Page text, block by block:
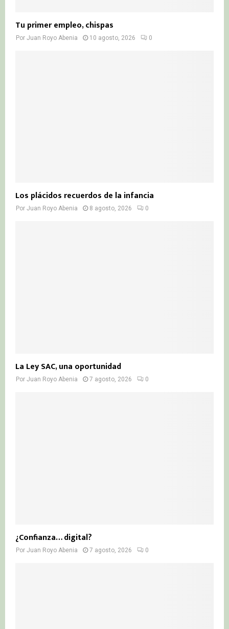
Tu primer empleo, chispas
Por Juan Royo Abenia 10 agosto, 2026 0
Los plácidos recuerdos de la infancia
Por Juan Royo Abenia 8 agosto, 2026 0
La Ley SAC, una oportunidad
Por Juan Royo Abenia 7 agosto, 2026 0
¿Confianza… digital?
Por Juan Royo Abenia 7 agosto, 2026 0